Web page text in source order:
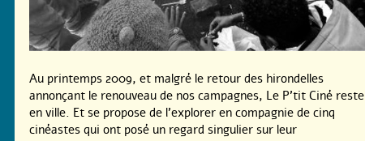
Au printemps 2009, et malgré le retour des hirondelles
annonçant le renouveau de nos campagnes, Le P’tit Ciné reste
en ville. Et se propose de l’explorer en compagnie de cinq
cinéastes qui ont posé un regard singulier sur leur